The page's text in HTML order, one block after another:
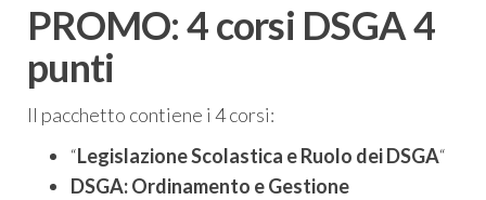
PROMO: 4 corsi DSGA 4
punti
Il pacchetto contiene i 4 corsi:
“Legislazione Scolastica e Ruolo dei DSGA“
DSGA: Ordinamento e Gestione